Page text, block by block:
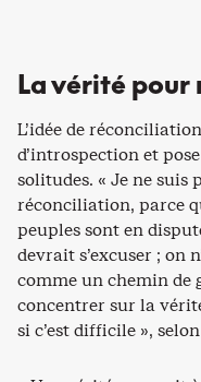
La vérité pour
L’idée de
d’introspection et
solitudes. « Je ne suis
réconciliation, parce
peuples sont en
devrait s’excuser ; on
comme un chemin de
concentrer sur la
si c’est difficile »,